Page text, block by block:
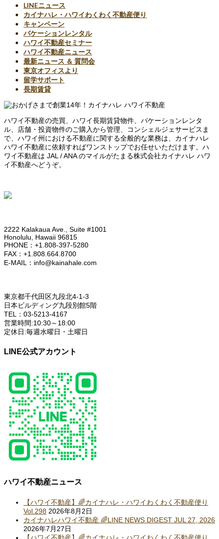
LINEニュース
カイナハレ・ハワイわくわく不動産便り
キャンペーン
バケーションレンタル
ハワイ不動産セミナー
ハワイ不動産ニュース
最新ニュース ＆ 質問会
東京オフィスより
留学サポート
長期賃貸
ハワイ不動産の売買、ハワイ長期賃貸物件、バケーションレンタ
ル、店舗・投資物件のご購入から管理、コンシェルジェサービスま
で、ハワイ州における不動産に関する全般的な業務は、カイナハレ
ハワイ不動産に依頼すればワンストップでお任せいただけます。ハ
ワイ不動産は JAL / ANA のマイルがたまる株式会社カイナハレ ハワ
イ不動産へどうぞ。
2222 Kalakaua Ave., Suite #1001
Honolulu, Hawaii 96815
PHONE：+1.808-397-5280
FAX：+1.808.664.8700
E-MAIL：info@kainahale.com
東京都千代田区九段北4-1-3
日本ビルディング九段別館5階
TEL：03-5213-4167
営業時間:10:30～18:00
定休日:毎週水曜日・土曜日
LINE公式アカウント
ハワイ不動産ニュース
【ハワイ不動産】🌈カイナハレ・ハワイわくわく不動産便り
Vol.298 2026年8月2日
カイナハレハワイ不動産 🌈LINE NEWS DIGEST JUL 27, 2026
2026年7月27日
【ハワイ不動産】🌈カイナハレ・ハワイわくわく不動産便り